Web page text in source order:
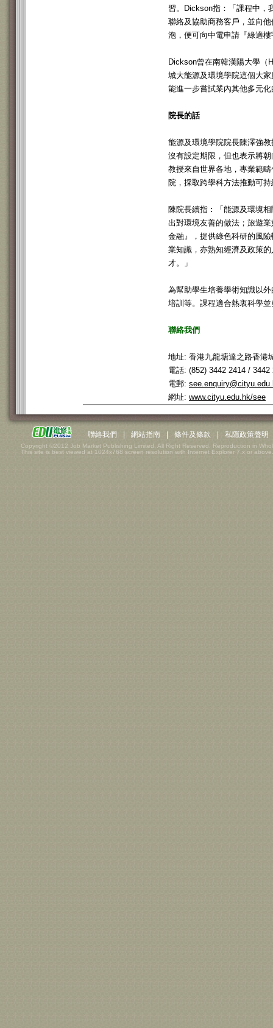
習。Dickson指：「課程中，
聯絡及協助商務客戶，並向
泡，便可向中電申請『綠適
Dickson曾在南韓漢陽大學（
城大能源及環境學院這個大
能進一步嘗試業內其他多元
院長的話
能源及環境學院院長陳澤強
沒有設定期限，但也表示將
教授來自世界各地，專業範
院，採取跨學科方法推動可
陳院長續指︰「能源及環境
出對環境友善的做法；旅遊
金融』，提供綠色科研的風
業知識，亦熟知經濟及政策
才。」
為幫助學生培養學術知識以
培訓等。課程適合熱衷科學
聯絡我們
地址: 香港九龍塘達之路香港
電話: (852) 3442 2414 / 3442
電郵:
網址: www.cityu.edu.hk/see
聯絡我們 網站指南 條件及條款 私隱政策聲明
Copyright ©2012 Job Market Publishing Limited. All Right Reserved. Reproduction in
This site is best viewed at 1024x768 screen resolution with Internet Explorer 7.x or